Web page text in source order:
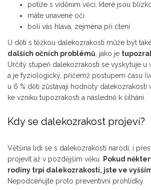
potíže s viděním věcí, které jsou
máte unavené oči
bolí vás hlava, zejména při čtení
U dětí s těžkou dalekozrakostí může být
dalších očních problémů , jako je
Určitý stupeň dalekozrakosti se vyskytuje u
a je fyziologický, přičemž postupem času
u 6 % dětí zůstávají hodnoty dalekozrakosti
ke vzniku tupozrakosti a následně k šilhání.
Kdy se dalekozrakost projeví?
Většina lidí se s dalekozrakostí narodí, i
projevit až v pozdějším věku.
Pokud
rodiny trpí dalekozrakostí, jste ve
Nepodceňujte proto preventivní prohlídky.